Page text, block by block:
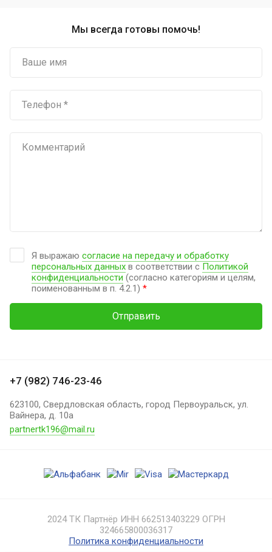
Мы всегда готовы помочь!
Я выражаю согласие на передачу и обработку
персональных данных в соответствии с Политикой
конфиденциальности (согласно категориям и целям,
поименованным в п. 4.2.1) *
Отправить
+7 (982) 746-23-46
623100, Свердловская область, город Первоуральск, ул.
Вайнера, д. 10а
partnertk196@mail.ru
2024 ТК Партнёр ИНН 662513403229 ОГРН
324665800036317
Политика конфиденциальности